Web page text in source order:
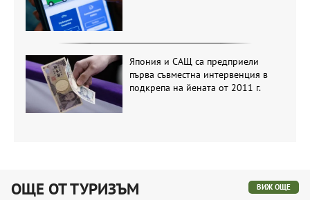
Япония и САЩ са предприели
първа съвместна интервенция в
подкрепа на йената от 2011 г.
ОЩЕ ОТ ТУРИЗЪМ ВИЖ ОЩЕ